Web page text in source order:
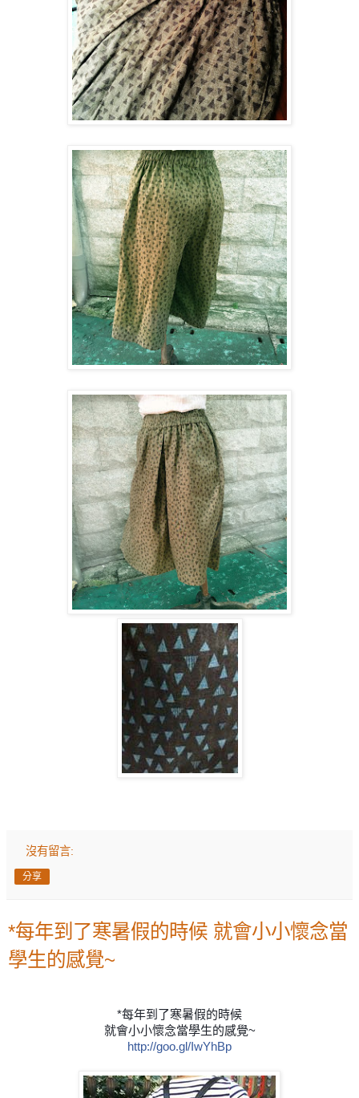
沒有留言:
分享
*每年到了寒暑假的時候 就會小小懷念當
學生的感覺~
*每年到了寒暑假的時候
就會小小懷念當學生的感覺~
http://goo.gl/IwYhBp